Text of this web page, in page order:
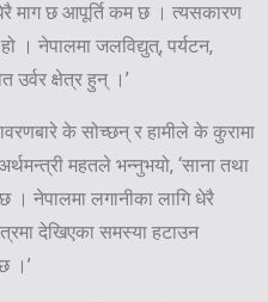
माग छ आपूर्ति कम छ । त्यसकारण
। नेपालमा जलविद्युत्, पर्यटन,
उर्वर क्षेत्र हुन् ।’
के सोच्छन् र हामीले के कुरामा
महतले भन्नुभयो, ‘साना तथा
। नेपालमा लगानीका लागि धेरै
देखिएका समस्या हटाउन
।’